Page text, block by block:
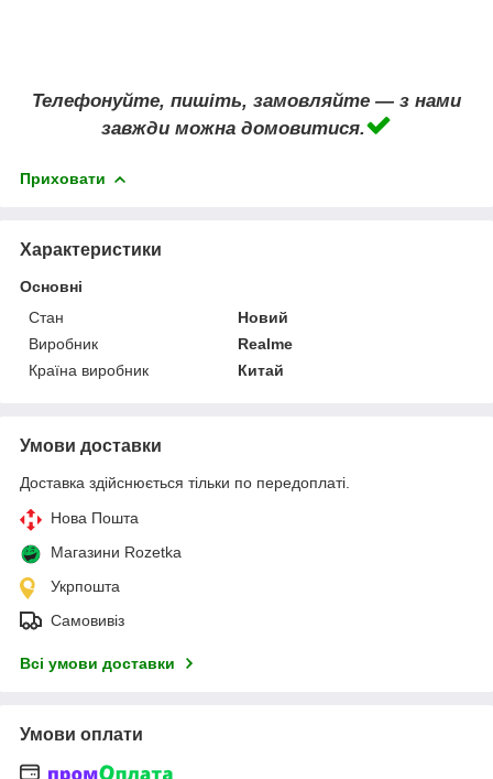
Телефонуйте, пишіть, замовляйте — з нами
завжди можна домовитися.
Приховати
Характеристики
Основні
Стан
Новий
Виробник
Realme
Країна виробник
Китай
Умови доставки
Доставка здійснюється тільки по передоплаті.
Нова Пошта
Магазини Rozetka
Укрпошта
Самовивіз
Всі умови доставки
Умови оплати